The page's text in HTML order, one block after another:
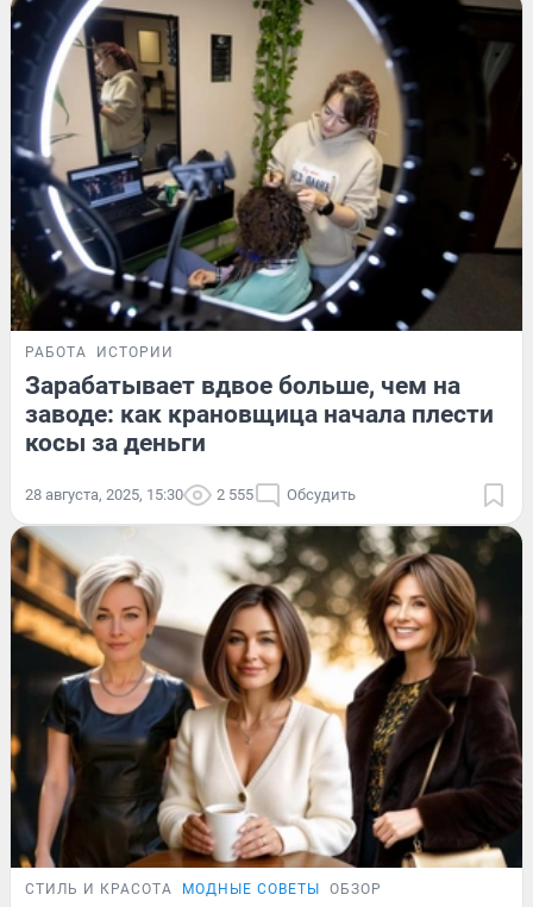
РАБОТА ИСТОРИИ
Зарабатывает вдвое больше, чем на
заводе: как крановщица начала плести
косы за деньги
28 августа, 2025, 15:30 2 555 Обсудить
СТИЛЬ И КРАСОТА МОДНЫЕ СОВЕТЫ ОБЗОР